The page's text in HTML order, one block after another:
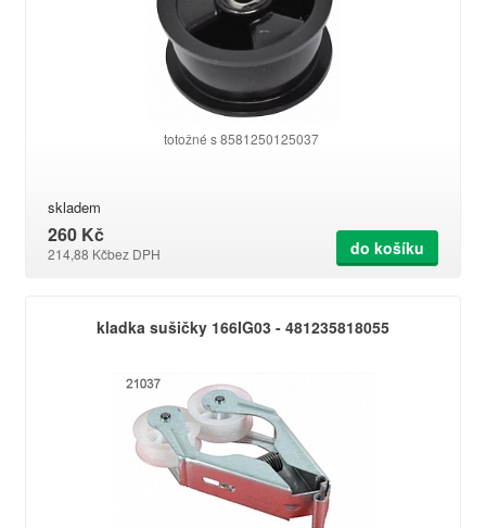
totožné s 8581250125037
skladem
260 Kč
214,88 Kčbez DPH do košíku
kladka sušičky 166IG03 - 481235818055